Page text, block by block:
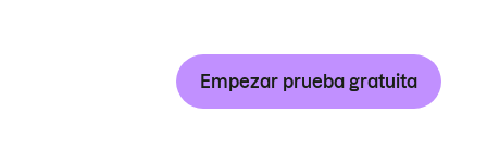
Empezar prueba gratuita